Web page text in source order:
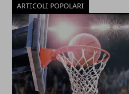
ARTICOLI POPOLARI